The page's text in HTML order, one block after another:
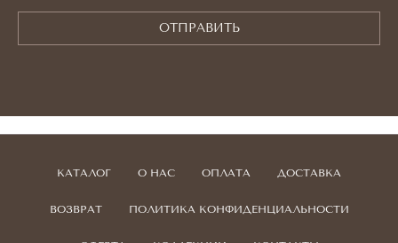
ОТПРАВИТЬ
КАТАЛОГ О НАС ОПЛАТА ДОСТАВКА
ВОЗВРАТ ПОЛИТИКА КОНФИДЕНЦИАЛЬНОСТИ